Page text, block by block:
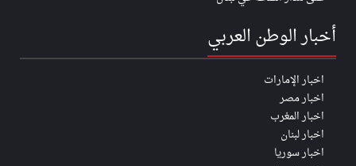
أخبار الوطن العربي
اخبار الإمارات
اخبار مصر
اخبار المغرب
اخبار لبنان
اخبار سوريا